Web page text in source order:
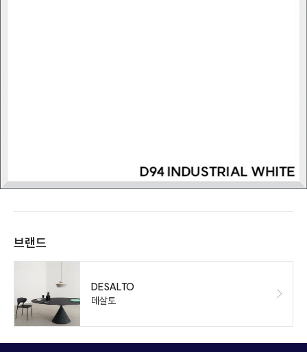
브랜드
DESALTO
데살토